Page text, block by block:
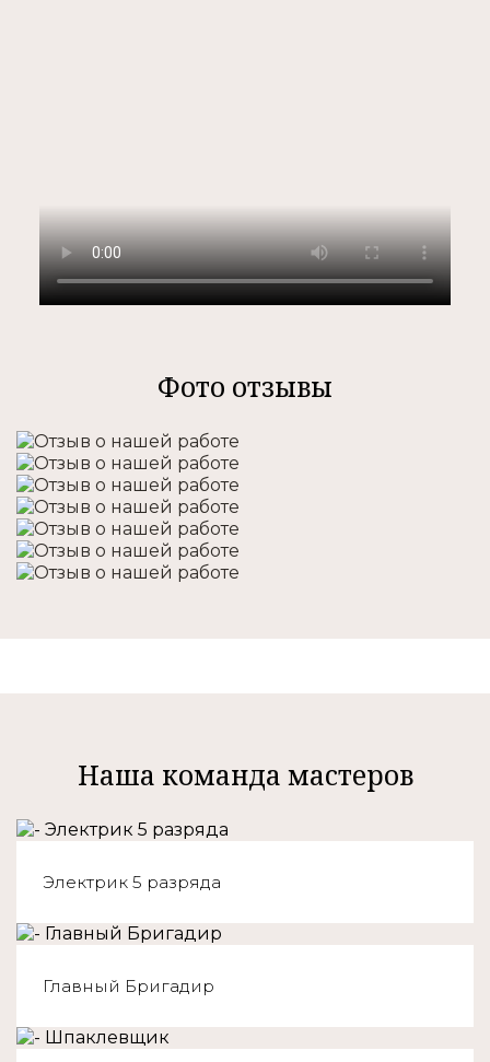
Фото отзывы
Наша команда мастеров
Электрик 5 разряда
Главный Бригадир